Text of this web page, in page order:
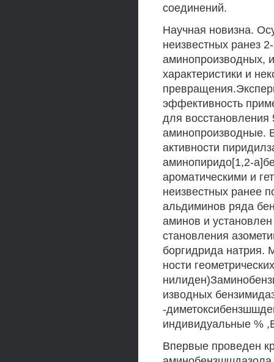
соединений.
Научная новизна.
неизвестных ранез
аминопроизводных,
характеристики и
эффективность
для восстановления
аминопроизводные.
активности
аминопиридо[1,2-
ароматическими и
неизвестных ранее
альдиминов ряда
аминов и
становления
боргидрида натрия.
ности
изводных
-
индивидуальные %
Впервые проведен